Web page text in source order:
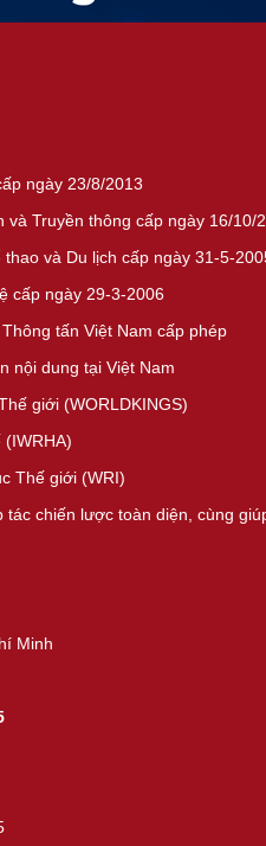
ngày 23/8/2013
Truyền thông cấp ngày 16/10/
và Du lịch cấp ngày 31-5-
cấp ngày 29-3-2006
tấn Việt Nam cấp phép
nội dung tại Việt Nam
giới (WORLDKINGS)
Thế giới (WRI)
chiến lược toàn diện, cùng
Minh